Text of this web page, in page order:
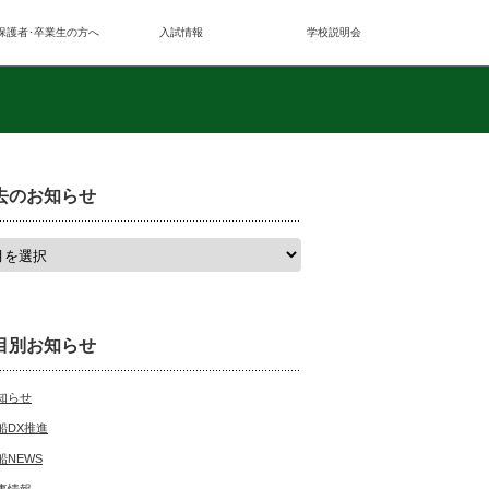
護者･卒業生の方へ 入試情報 学校説明会
のお知らせ
別お知らせ
らせ
DX推進
NEWS